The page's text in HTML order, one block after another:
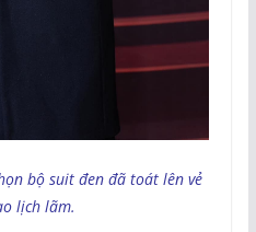
bộ suit đen đã toát lên vẻ
lịch lãm.